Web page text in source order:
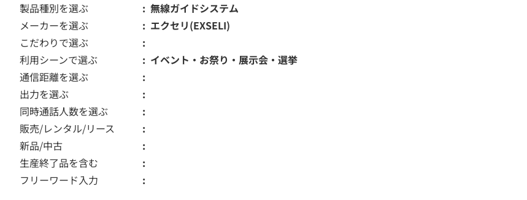
製品種別を選ぶ
無線ガイドシステム
メーカーを選ぶ
エクセリ(EXSELI)
こだわりで選ぶ
利用シーンで選ぶ
イベント・お祭り・展示会・選挙
通信距離を選ぶ
出力を選ぶ
同時通話人数を選ぶ
販売/レンタル/リース
新品/中古
生産終了品を含む
フリーワード入力